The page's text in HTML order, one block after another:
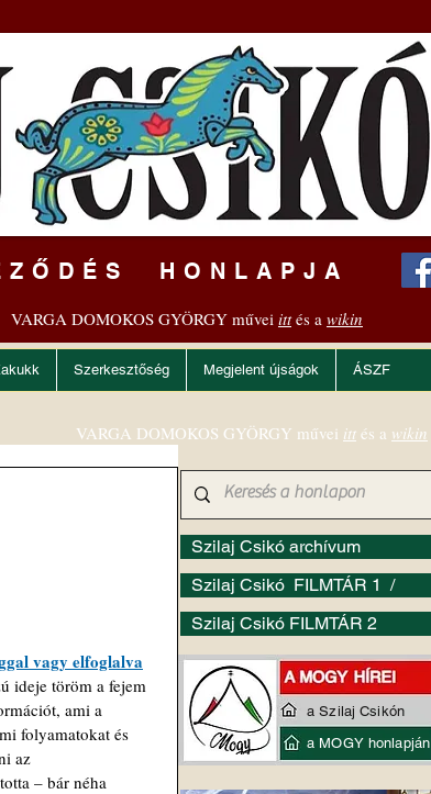
HONLAPJA
VARGA DOMOKOS GYÖRGY művei ittés a wikin
Szerkesztőség Megjelent újságok ÁSZF
vagy elfoglalva
ideje töröm a fejem
ami a
folyamatokat és
az
– bár néha
Szilaj Csikó archívum
Szilaj Csikó FILMTÁR 1 /
Szilaj Csikó FILMTÁR 2
VARGA DOMOKOS GYÖRGY művei itt és a wikin
a Szilaj Csikón
a MOGY honlapján